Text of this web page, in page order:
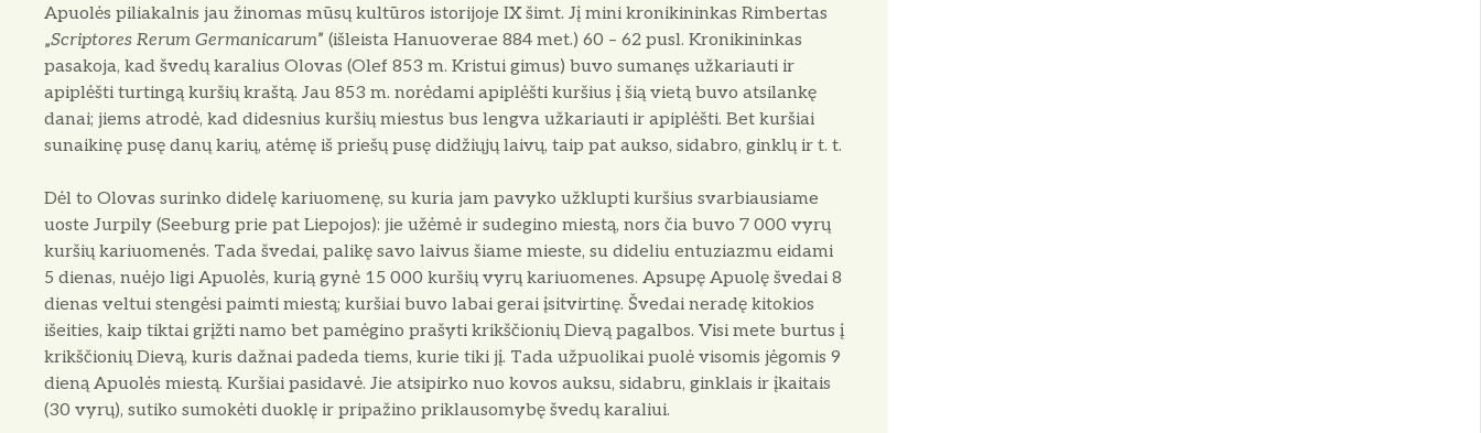
Apuolės piliakalnis jau žinomas mūsų kultūros istorijoje IX šimt. Jį mini kronikininkas Rimbertas
„Scriptores Rerum Germanicarum” (išleista Hanuoverae 884 met.) 60 – 62 pusl. Kronikininkas
pasakoja, kad švedų karalius Olovas (Olef 853 m. Kristui gimus) buvo sumanęs užkariauti ir
apiplėšti turtingą kuršių kraštą. Jau 853 m. norėdami apiplėšti kuršius į šią vietą buvo atsilankę
danai; jiems atrodė, kad didesnius kuršių miestus bus lengva užkariauti ir apiplėšti. Bet kuršiai
sunaikinę pusę danų karių, atėmę iš priešų pusę didžiųjų laivų, taip pat aukso, sidabro, ginklų ir t. t.
Dėl to Olovas surinko didelę kariuomenę, su kuria jam pavyko užklupti kuršius svarbiausiame
uoste Jurpily (Seeburg prie pat Liepojos): jie užėmė ir sudegino miestą, nors čia buvo 7 000 vyrų
kuršių kariuomenės. Tada švedai, palikę savo laivus šiame mieste, su dideliu entuziazmu eidami
5 dienas, nuėjo ligi Apuolės, kurią gynė 15 000 kuršių vyrų kariuomenes. Apsupę Apuolę švedai 8
dienas veltui stengėsi paimti miestą; kuršiai buvo labai gerai įsitvirtinę. Švedai neradę kitokios
išeities, kaip tiktai grįžti namo bet pamėgino prašyti krikščionių Dievą pagalbos. Visi mete burtus į
krikščionių Dievą, kuris dažnai padeda tiems, kurie tiki jį. Tada užpuolikai puolė visomis jėgomis 9
dieną Apuolės miestą. Kuršiai pasidavė. Jie atsipirko nuo kovos auksu, sidabru, ginklais ir įkaitais
(30 vyrų), sutiko sumokėti duoklę ir pripažino priklausomybę švedų karaliui.